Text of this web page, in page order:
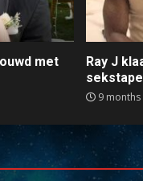
met
Ray J
sekstape
9 months